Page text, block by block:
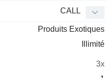
CALL
Produits Exotiques
Illimité
3x